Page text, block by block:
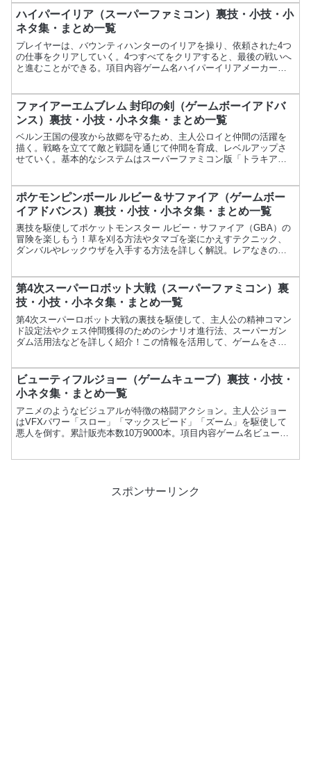
ハイパーイリア（スーパーファミコン）裏技・小技・小
ネタ集・まとめ一覧
プレイヤーは、バウンティハンターのイリアを操り、依頼された4つ
の仕事をクリアしていく。4つすべてをクリアすると、最後の戦いへ
と進むことができる。項目内容ゲーム名ハイパーイリアメーカーバ
ファイアーエムブレム 封印の剣（ゲームボーイアドバ
ンス）裏技・小技・小ネタ集・まとめ一覧
ベルン王国の侵攻から故郷を守るため、主人公ロイと仲間の活躍を
描く。戦略を立てて敵と戦闘を通じて仲間を育成、レベルアップさ
せていく。基本的なシステムはスーパーファミコン版「トラキア
ポケモンピンボール ルビー＆サファイア（ゲームボー
イアドバンス）裏技・小技・小ネタ集・まとめ一覧
裏技を駆使してポケットモンスター ルビー・サファイア（GBA）の
冒険を楽しもう！草を刈る方法やタマゴを楽にかえすテクニック、
ダンバルやレックウザを入手する方法を詳しく解説。レアなきのみ
第4次スーパーロボット大戦（スーパーファミコン）裏
技・小技・小ネタ集・まとめ一覧
第4次スーパーロボット大戦の裏技を駆使して、主人公の精神コマン
ド設定法やクェス仲間獲得のためのシナリオ進行法、スーパーガン
ダム活用法などを詳しく紹介！この情報を活用して、ゲームをさら
ビューティフルジョー（ゲームキューブ）裏技・小技・
小ネタ集・まとめ一覧
アニメのようなビジュアルが特徴の格闘アクション。主人公ジョー
はVFXパワー「スロー」「マックスピード」「ズーム」を駆使して
悪人を倒す。累計販売本数10万9000本。項目内容ゲーム名ビューテ
スポンサーリンク